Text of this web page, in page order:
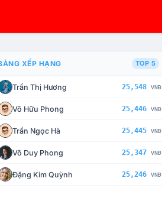
CHẾ TÀI XỬ LÝ VI PHẠM
XẾP HẠNG TOP 5
Trần Thị Hương 25,548 VNĐ
Võ Hữu Phong 25,446 VNĐ
Trần Ngọc Hà 25,445 VNĐ
Võ Duy Phong 25,347 VNĐ
Đặng Kim Quỳnh 25,246 VNĐ